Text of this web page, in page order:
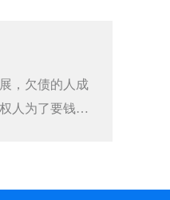
，欠债的人成
人为了要钱采